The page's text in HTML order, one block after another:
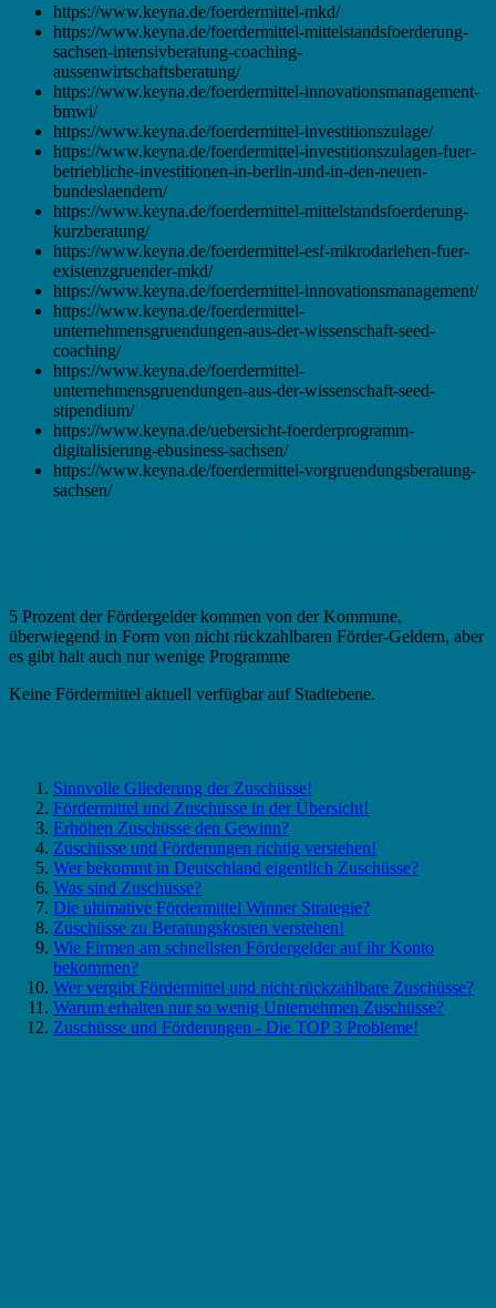
https://www.keyna.de/foerdermittel-mkd/
https://www.keyna.de/foerdermittel-mittelstandsfoerderung-
sachsen-intensivberatung-coaching-
aussenwirtschaftsberatung/
https://www.keyna.de/foerdermittel-innovationsmanagement-
bmwi/
https://www.keyna.de/foerdermittel-investitionszulage/
https://www.keyna.de/foerdermittel-investitionszulagen-fuer-
betriebliche-investitionen-in-berlin-und-in-den-neuen-
bundeslaendern/
https://www.keyna.de/foerdermittel-mittelstandsfoerderung-
kurzberatung/
https://www.keyna.de/foerdermittel-esf-mikrodarlehen-fuer-
existenzgruender-mkd/
https://www.keyna.de/foerdermittel-innovationsmanagement/
https://www.keyna.de/foerdermittel-
unternehmensgruendungen-aus-der-wissenschaft-seed-
coaching/
https://www.keyna.de/foerdermittel-
unternehmensgruendungen-aus-der-wissenschaft-seed-
stipendium/
https://www.keyna.de/uebersicht-foerderprogramm-
digitalisierung-ebusiness-sachsen/
https://www.keyna.de/foerdermittel-vorgruendungsberatung-
sachsen/
5 Prozent der Fördergelder kommen von der Kommune,
überwiegend in Form von nicht rückzahlbaren Förder-Geldern, aber
es gibt halt auch nur wenige Programme
Keine Fördermittel aktuell verfügbar auf Stadtebene.
Sinnvolle Gliederung der Zuschüsse!
Fördermittel und Zuschüsse in der Übersicht!
Erhöhen Zuschüsse den Gewinn?
Zuschüsse und Förderungen richtig verstehen!
Wer bekommt in Deutschland eigentlich Zuschüsse?
Was sind Zuschüsse?
Die ultimative Fördermittel Winner Strategie?
Zuschüsse zu Beratungskosten verstehen!
Wie Firmen am schnellsten Fördergelder auf ihr Konto
bekommen?
Wer vergibt Fördermittel und nicht rückzahlbare Zuschüsse?
Warum erhalten nur so wenig Unternehmen Zuschüsse?
Zuschüsse und Förderungen - Die TOP 3 Probleme!